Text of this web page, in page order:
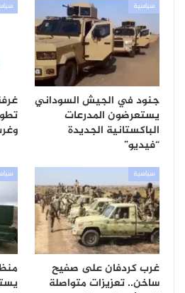
سياسية
جنود في الجيش السوداني
يستعرضون المدرعات
الباكستانية الجديدة
“فيديو”
سياسية
غرب كردفان على صفيح
ساخن.. تعزيزات متواصلة